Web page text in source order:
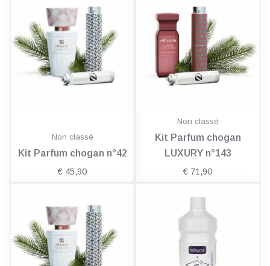
Non classé
Kit Parfum chogan n°42
€ 45,90
Non classé
Kit Parfum chogan
LUXURY n°143
€ 71,90